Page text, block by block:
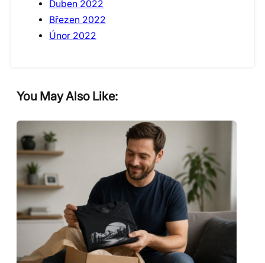
Duben 2022
Březen 2022
Únor 2022
You May Also Like: